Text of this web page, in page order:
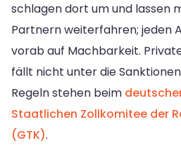
schlagen dort um und lassen
Partnern weiterfahren; jeden
vorab auf Machbarkeit.
fällt nicht unter die
Regeln stehen beim
Staatlichen Zollkomitee der
(GTK).